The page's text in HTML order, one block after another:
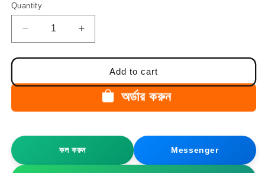
Quantity
Quantity
Decrease
quantity
for
সোল
Men’s
Loafers
Increase
quantity
for
সোল
Men’s
Loafers
Add to cart
অর্ডার করুন
কল করুন Messenger